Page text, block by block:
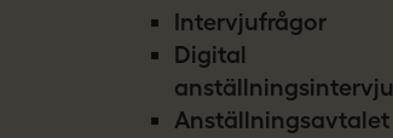
Intervjufrågor
Digital
anställningsintervju
Anställningsavtalet